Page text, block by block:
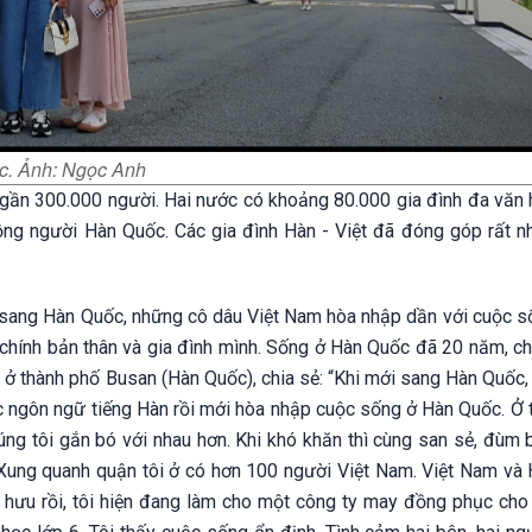
Ảnh: Ngọc Anh
300.000 người. Hai nước có khoảng 80.000 gia đình đa văn
người Hàn Quốc. Các gia đình Hàn - Việt đã đóng góp rất
Hàn Quốc, những cô dâu Việt Nam hòa nhập dần với cuộc
bản thân và gia đình mình. Sống ở Hàn Quốc đã 20 năm,
thành phố Busan (Hàn Quốc), chia sẻ: “Khi mới sang Hàn
ngữ tiếng Hàn rồi mới hòa nhập cuộc sống ở Hàn Quốc. Ở
tôi gắn bó với nhau hơn. Khi khó khăn thì cùng san sẻ, đùm
quanh quận tôi ở có hơn 100 người Việt Nam. Việt Nam và
rồi, tôi hiện đang làm cho một công ty may đồng phục